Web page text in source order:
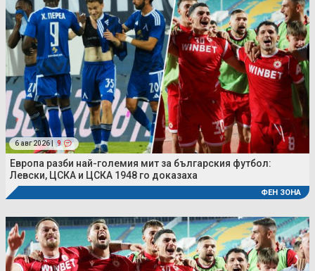
6 авг 2026 | 9
Европа разби най-големия мит за българския футбол:
Левски, ЦСКА и ЦСКА 1948 го доказаха
ФЕН ЗОНА